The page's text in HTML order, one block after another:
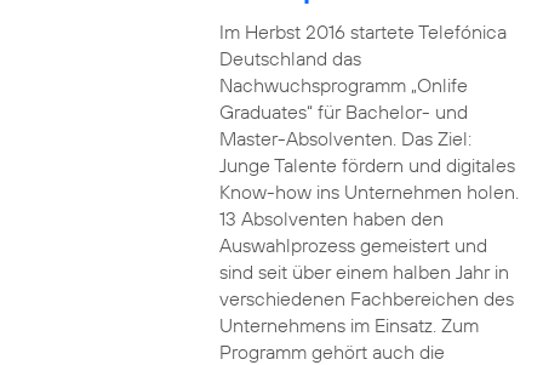
Im Herbst 2016 startete Telefónica
Deutschland das
Nachwuchsprogramm „Onlife
Graduates“ für Bachelor- und
Master-Absolventen. Das Ziel:
Junge Talente fördern und digitales
Know-how ins Unternehmen holen.
13 Absolventen haben den
Auswahlprozess gemeistert und
sind seit über einem halben Jahr in
verschiedenen Fachbereichen des
Unternehmens im Einsatz. Zum
Programm gehört auch die